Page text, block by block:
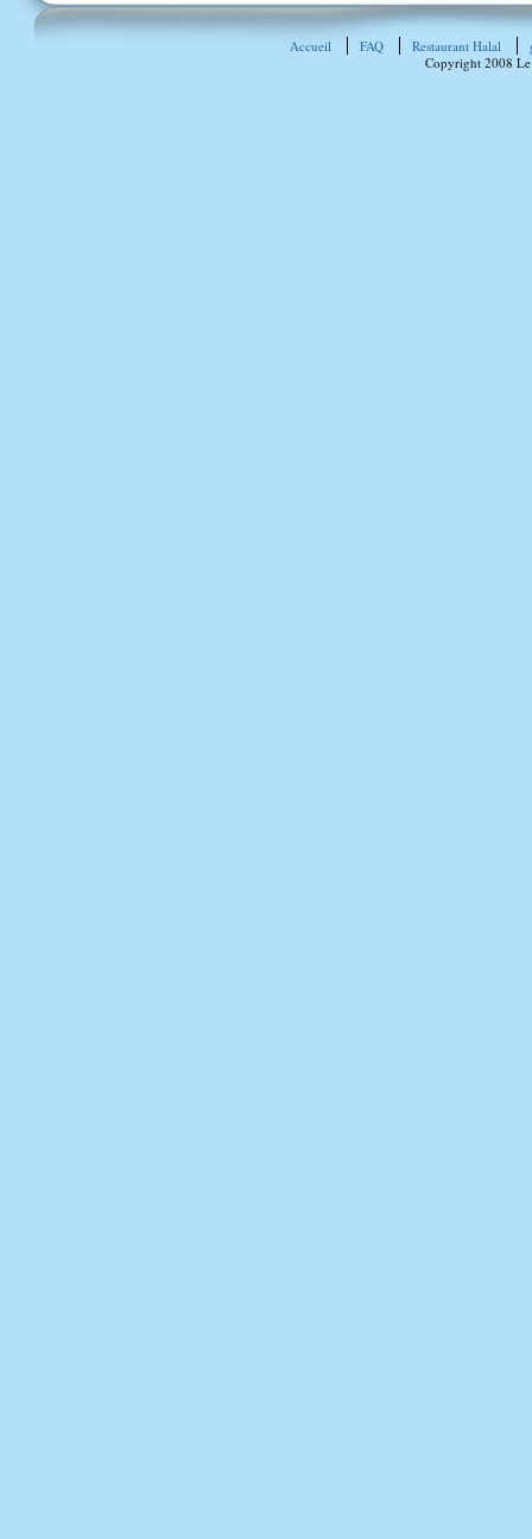
Accueil FAQ Restaurant Halal
Copyright 2008